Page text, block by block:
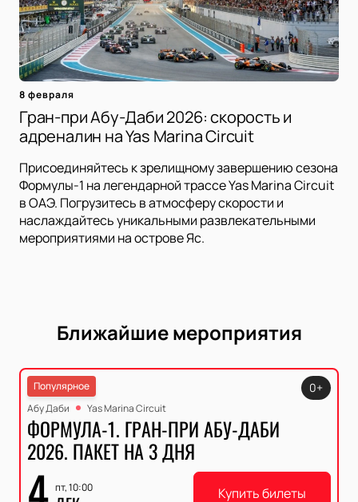
8 февраля
Гран-при Абу-Даби 2026: скорость и
адреналин на Yas Marina Circuit
Присоединяйтесь к зрелищному завершению сезона
Формулы-1 на легендарной трассе Yas Marina Circuit
в ОАЭ. Погрузитесь в атмосферу скорости и
наслаждайтесь уникальными развлекательными
мероприятиями на острове Яс.
Ближайшие мероприятия
Популярное
Абу Даби
Yas Marina Circuit
ФОРМУЛА-1. ГРАН-ПРИ АБУ-ДАБИ
2026. ПАКЕТ НА 3 ДНЯ
пт, 10:00
0+
Купить билеты